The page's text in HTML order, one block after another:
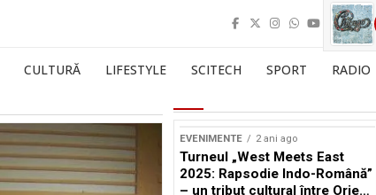
CULTURĂ LIFESTYLE SCITECH SPORT RADIO
EVENIMENTE 2 ani ago
Turneul „West Meets East
2025: Rapsodie Indo-Română”
– un tribut cultural între Orient